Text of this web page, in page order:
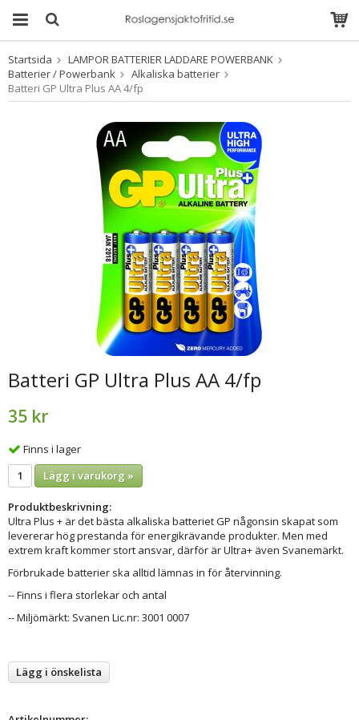
Produkten har blivit
tillagd i varukorgen
Startsida
LAMPOR BATTERIER LADDARE POWERBANK
Batterier / Powerbank
Alkaliska batterier
Batteri GP Ultra Plus AA 4/fp
Batteri GP Ultra Plus AA 4/fp
35 kr
Finns i lager
Lägg i varukorg »
Produktbeskrivning:
Ultra Plus + är det bästa alkaliska batteriet GP någonsin skapat som
levererar hög prestanda för energikrävande produkter. Men med
extrem kraft kommer stort ansvar, därför är Ultra+ även Svanemärkt.
Förbrukade batterier ska alltid lämnas in för återvinning.
-- Finns i flera storlekar och antal
-- Miljömärkt: Svanen Lic.nr: 3001 0007
Lägg i önskelista